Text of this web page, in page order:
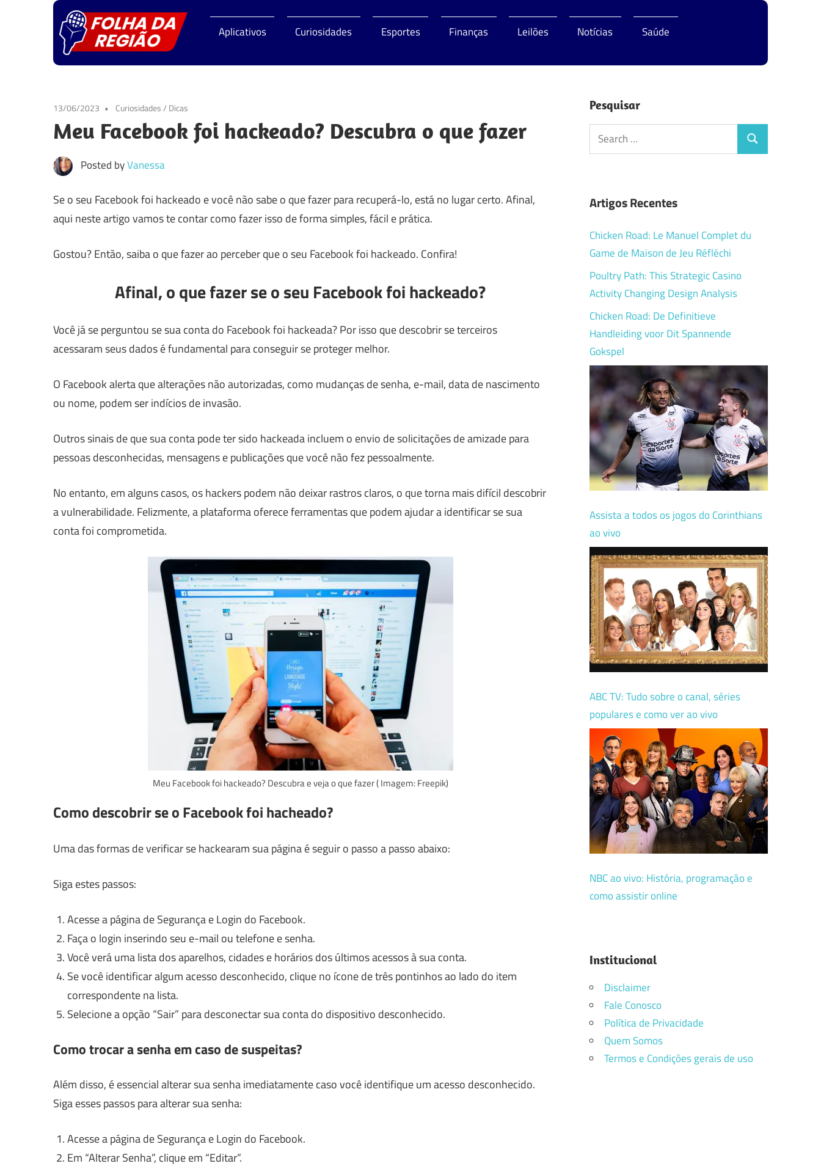
Skip
to
content
Folha
da
Aplicativos Curiosidades Esportes Finanças Leilões Notícias Saúde
13/06/2023 Curiosidades/ Dicas
Meu Facebook foi hackeado? Descubra o que fazer
Posted byVanessa
Se o seu Facebook foi hackeado e você não sabe o que fazer para recuperá-lo, está no lugar certo. Afinal,
aqui neste artigo vamos te contar como fazer isso de forma simples, fácil e prática.
Gostou? Então, saiba o que fazer ao perceber que o seu Facebook foi hackeado. Confira!
Afinal, o que fazer se o seu Facebook foi hackeado?
Você já se perguntou se sua conta do Facebook foi hackeada? Por isso que descobrir se terceiros
acessaram seus dados é fundamental para conseguir se proteger melhor.
O Facebook alerta que alterações não autorizadas, como mudanças de senha, e-mail, data de nascimento
ou nome, podem ser indícios de invasão.
Outros sinais de que sua conta pode ter sido hackeada incluem o envio de solicitações de amizade para
pessoas desconhecidas, mensagens e publicações que você não fez pessoalmente.
No entanto, em alguns casos, os hackers podem não deixar rastros claros, o que torna mais difícil descobrir
a vulnerabilidade. Felizmente, a plataforma oferece ferramentas que podem ajudar a identificar se sua
conta foi comprometida.
Meu Facebook foi hackeado? Descubra e veja o que fazer ( Imagem: Freepik)
Como descobrir se o Facebook foi hacheado?
Uma das formas de verificar se hackearam sua página é seguir o passo a passo abaixo:
Siga estes passos:
Acesse a página de Segurança e Login do Facebook.
Faça o login inserindo seu e-mail ou telefone e senha.
Você verá uma lista dos aparelhos, cidades e horários dos últimos acessos à sua conta.
Se você identificar algum acesso desconhecido, clique no ícone de três pontinhos ao lado do item
correspondente na lista.
Selecione a opção “Sair” para desconectar sua conta do dispositivo desconhecido.
Como trocar a senha em caso de suspeitas?
Além disso, é essencial alterar sua senha imediatamente caso você identifique um acesso desconhecido.
Siga esses passos para alterar sua senha:
Acesse a página de Segurança e Login do Facebook.
Em “Alterar Senha”, clique em “Editar”.
Pesquisar
Search
for:
Search
Artigos Recentes
Chicken Road: Le Manuel Complet du
Game de Maison de Jeu Réfléchi
Poultry Path: This Strategic Casino
Activity Changing Design Analysis
Chicken Road: De Definitieve
Handleiding voor Dit Spannende
Gokspel
Assista a todos os jogos do Corinthians
ao vivo
ABC TV: Tudo sobre o canal, séries
populares e como ver ao vivo
NBC ao vivo: História, programação e
como assistir online
Institucional
Disclaimer
Fale Conosco
Política de Privacidade
Quem Somos
Termos e Condições gerais de uso